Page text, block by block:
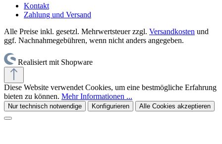
Kontakt
Zahlung und Versand
Alle Preise inkl. gesetzl. Mehrwertsteuer zzgl. Versandkosten und
ggf. Nachnahmegebühren, wenn nicht anders angegeben.
Realisiert mit Shopware
Diese Website verwendet Cookies, um eine bestmögliche Erfahrung
bieten zu können. Mehr Informationen ...
Nur technisch notwendige Konfigurieren Alle Cookies akzeptieren